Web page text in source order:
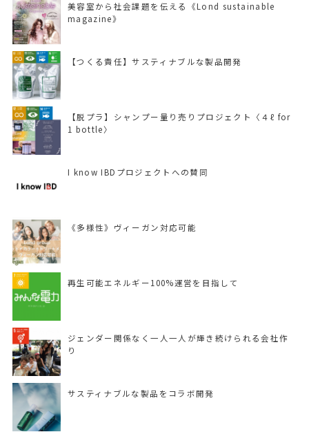
美容室から社会課題を伝える《Lond sustainable
magazine》
【つくる責任】サスティナブルな製品開発
【脱プラ】シャンプー量り売りプロジェクト〈４ℓ for
1 bottle〉
I know IBDプロジェクトへの賛同
《多様性》ヴィーガン対応可能
再生可能エネルギー100%運営を目指して
ジェンダー関係なく一人一人が輝き続けられる会社作
り
サスティナブルな製品をコラボ開発